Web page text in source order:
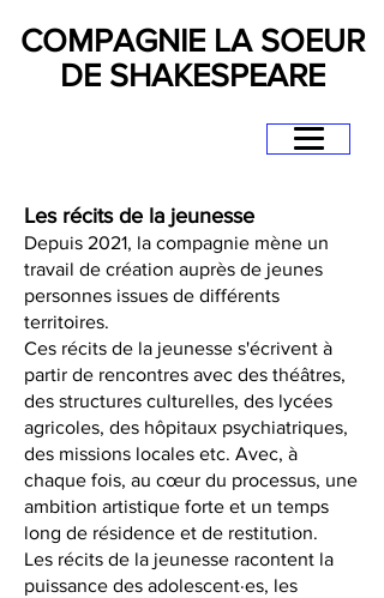
COMPAGNIE LA SOEUR
DE SHAKESPEARE
Les récits de la jeunesse
Depuis 2021, la compagnie mène un
travail de création auprès de jeunes
personnes issues de différents
territoires.
Ces récits de la jeunesse s'écrivent à
partir de rencontres avec des théâtres,
des structures culturelles, des lycées
agricoles, des hôpitaux psychiatriques,
des missions locales etc. Avec, à
chaque fois, au cœur du processus, une
ambition artistique forte et un temps
long de résidence et de restitution.
Les récits de la jeunesse racontent la
puissance des adolescent·es, les